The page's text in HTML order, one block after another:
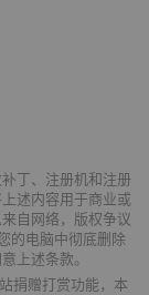
丁、注册机和注册
述内容用于商业或
自网络，版权争议
的电脑中彻底删除
上述条款。
捐赠打赏功能，本